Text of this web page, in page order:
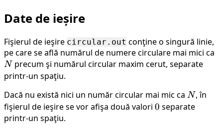
Date de ieșire
Fişierul de ieşire circular.out conţine o singură linie,
pe care se află numărul de numere circulare mai mici ca
N precum şi numărul circular maxim cerut, separate
printr-un spaţiu.
Dacă nu există nici un număr circular mai mic ca N
N, în
fişierul de ieşire se vor afişa două valori 0
0 separate
printr-un spaţiu.